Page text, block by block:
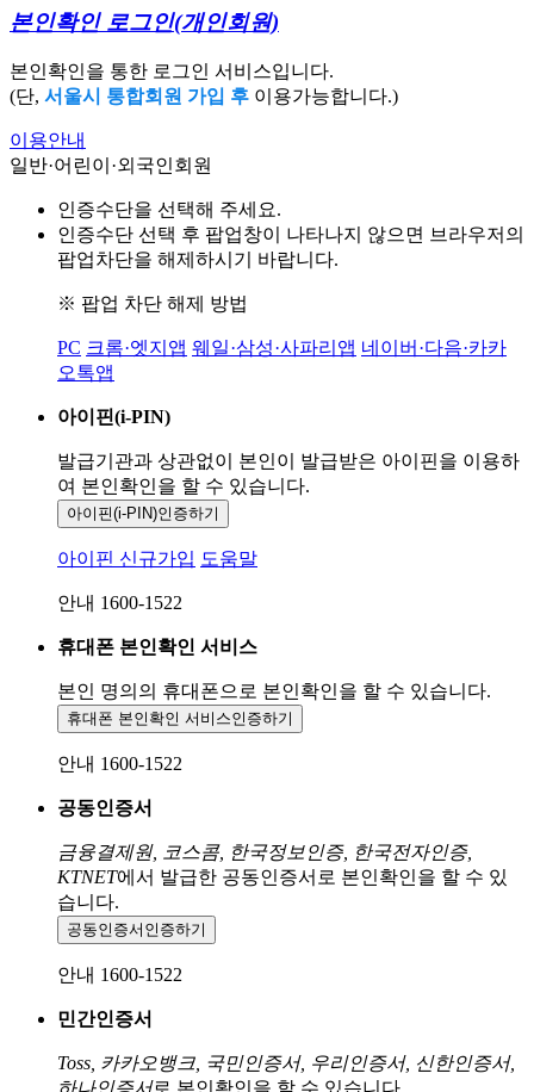
본인확인 로그인(개인회원)
본인확인을 통한 로그인 서비스입니다.
(단, 서울시 통합회원 가입 후 이용가능합니다.)
이용안내
일반·어린이·외국인회원
인증수단을 선택해 주세요.
인증수단 선택 후 팝업창이 나타나지 않으면 브라우저의
팝업차단을 해제하시기 바랍니다.
※ 팝업 차단 해제 방법
PC 크롬·엣지앱 웨일·삼성·사파리앱 네이버·다음·카카
오톡앱
아이핀(i-PIN)
발급기관과 상관없이 본인이 발급받은 아이핀을 이용하
여 본인확인을 할 수 있습니다.
아이핀(i-PIN)인증하기
아이핀 신규가입 도움말
안내 1600-1522
휴대폰 본인확인 서비스
본인 명의의 휴대폰으로 본인확인을 할 수 있습니다.
휴대폰 본인확인 서비스인증하기
안내 1600-1522
공동인증서
금융결제원, 코스콤, 한국정보인증, 한국전자인증,
KTNET에서 발급한 공동인증서로 본인확인을 할 수 있
습니다.
공동인증서 인증하기
안내 1600-1522
민간인증서
Toss, 카카오뱅크, 국민인증서, 우리인증서, 신한인증서,